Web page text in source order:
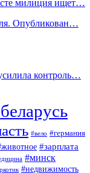
милиция ищет…
Опубликован…
контроль…
#вело #германия
#зарплата
#минск
#недвижимость